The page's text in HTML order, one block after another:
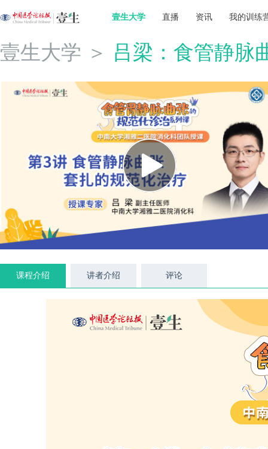
壹生大学 直播 资讯 我的训练
壹生大学 ＞ 吕梁：食管静脉
课程介绍 讲者介绍 评论